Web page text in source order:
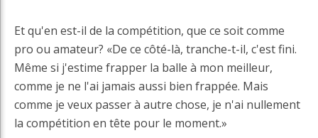
Et qu'en est-il de la compétition, que ce soit comme
pro ou amateur? «De ce côté-là, tranche-t-il, c'est fini.
Même si j'estime frapper la balle à mon meilleur,
comme je ne l'ai jamais aussi bien frappée. Mais
comme je veux passer à autre chose, je n'ai nullement
la compétition en tête pour le moment.»